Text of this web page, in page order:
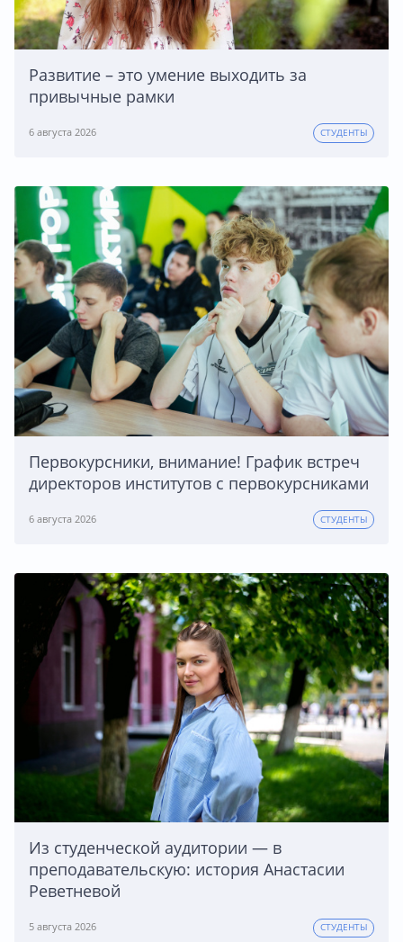
Развитие – это умение выходить за
привычные рамки
6 августа 2026 СТУДЕНТЫ
Первокурсники, внимание! График встреч
директоров институтов с первокурсниками
6 августа 2026 СТУДЕНТЫ
Из студенческой аудитории — в
преподавательскую: история Анастасии
Реветневой
5 августа 2026 СТУДЕНТЫ